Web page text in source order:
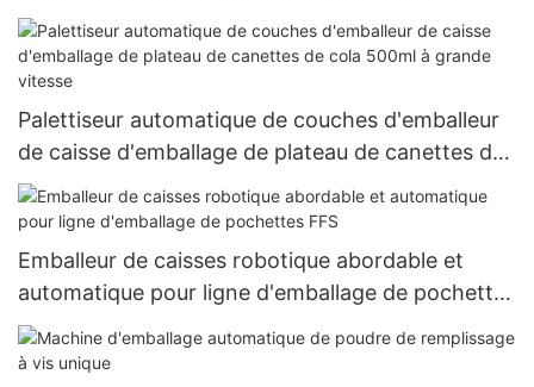
Palettiseur automatique de couches d'emballeur
de caisse d'emballage de plateau de canettes de
cola 500ml à grande vitesse
Emballeur de caisses robotique abordable et
automatique pour ligne d'emballage de pochettes
FFS